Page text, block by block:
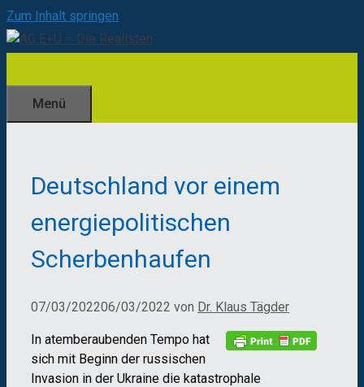
Zum Inhalt springen
Menü
Deutschland vor einem
energiepolitischen
Scherbenhaufen
07/03/202206/03/2022 von Dr. Klaus Tägder
In atemberaubenden Tempo hat
sich mit Beginn der russischen
Invasion in der Ukraine die katastrophale